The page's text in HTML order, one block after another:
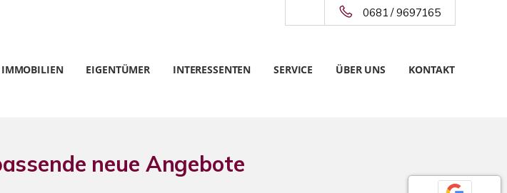
0681 / 9697165
IMMOBILIEN EIGENTÜMER INTERESSENTEN SERVICE ÜBER UNS KONTAKT
neue Angebote